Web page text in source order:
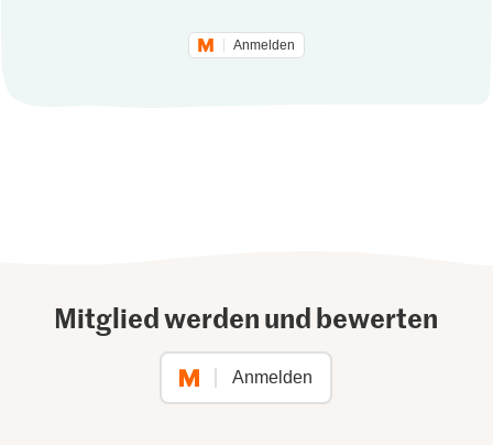
Anmelden
Mitglied werden und bewerten
Anmelden